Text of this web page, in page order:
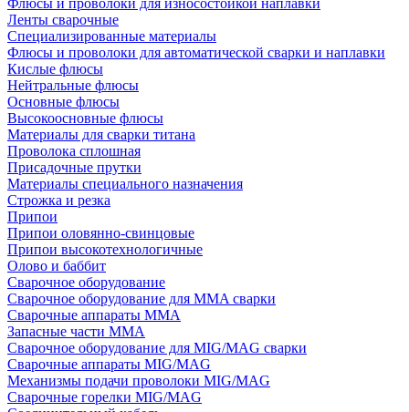
Флюсы и проволоки для износостойкой наплавки
Ленты сварочные
Специализированные материалы
Флюсы и проволоки для автоматической сварки и наплавки
Кислые флюсы
Нейтральные флюсы
Основные флюсы
Высокоосновные флюсы
Материалы для сварки титана
Проволока сплошная
Присадочные прутки
Материалы специального назначения
Строжка и резка
Припои
Припои оловянно-свинцовые
Припои высокотехнологичные
Олово и баббит
Сварочное оборудование
Сварочное оборудование для MMA сварки
Сварочные аппараты MMA
Запасные части MMA
Сварочное оборудование для MIG/MAG сварки
Сварочные аппараты MIG/MAG
Механизмы подачи проволоки MIG/MAG
Сварочные горелки MIG/MAG